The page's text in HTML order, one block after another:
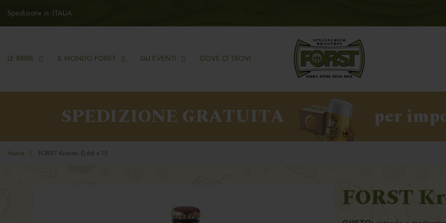
Spedizione in: ITALIA
LE BIRRE IL MONDO FORST GLI EVENTI DOVE CI TROVI
SPEDIZIONE GRATUITA per
Home FORST Kronen 0,66 x 15
FORST